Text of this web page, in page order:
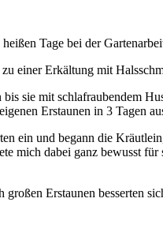
Tage bei der
einer Erkältung mit
sie mit schlafraubendem
Erstaunen in 3 Tagen
ein und begann die
mich dabei ganz bewusst
Erstaunen